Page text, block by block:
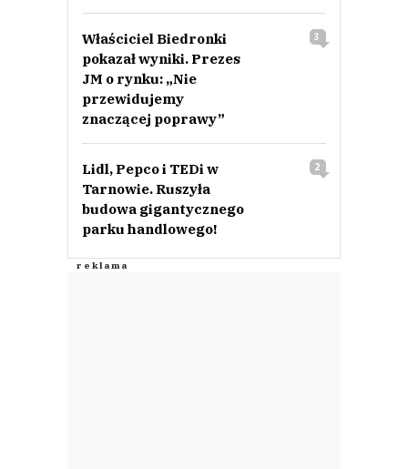
Właściciel Biedronki
pokazał wyniki. Prezes
JM o rynku: „Nie
przewidujemy
znaczącej poprawy”
3
Lidl, Pepco i TEDi w
Tarnowie. Ruszyła
budowa gigantycznego
parku handlowego!
2